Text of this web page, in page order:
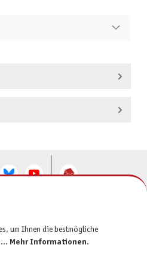
um Ihnen die bestmögliche
Mehr Informationen.